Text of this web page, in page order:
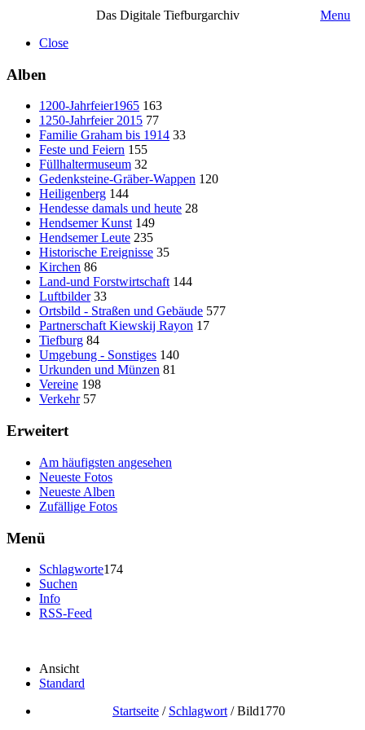
Das Digitale Tiefburgarchiv
Menu
Close
Alben
1200-Jahrfeier1965 163
1250-Jahrfeier 2015 77
Familie Graham bis 1914 33
Feste und Feiern 155
Füllhaltermuseum 32
Gedenksteine-Gräber-Wappen 120
Heiligenberg 144
Hendesse damals und heute 28
Hendsemer Kunst 149
Hendsemer Leute 235
Historische Ereignisse 35
Kirchen 86
Land-und Forstwirtschaft 144
Luftbilder 33
Ortsbild - Straßen und Gebäude 577
Partnerschaft Kiewskij Rayon 17
Tiefburg 84
Umgebung - Sonstiges 140
Urkunden und Münzen 81
Vereine 198
Verkehr 57
Erweitert
Am häufigsten angesehen
Neueste Fotos
Neueste Alben
Zufällige Fotos
Menü
Schlagworte174
Suchen
Info
RSS-Feed
Ansicht
Standard
Startseite / Schlagwort /Bild1770